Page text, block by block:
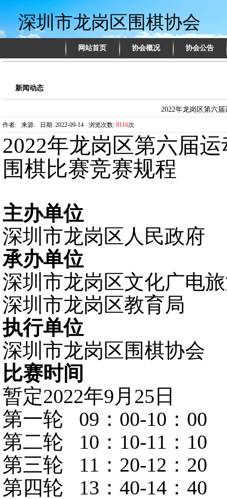
深圳市龙岗区围棋协会
网站首页 协会概况 协会公告
新闻动态
2022年龙岗区第六
作者: 来源: 日期: 2022-09-14 浏览次数: 8116次
2022年龙岗区第六届
围棋比赛竞赛规程
主办单位
深圳市龙岗区人民政府
承办单位
深圳市龙岗区文化广电
深圳市龙岗区教育局
执行单位
深圳市龙岗区围棋协会
比赛时间
暂定2022年9月 25日
第一轮
09：00-10：00
第二轮
10：10-11：10
第三轮
11：20-12：20
第四轮
13：40-14：40